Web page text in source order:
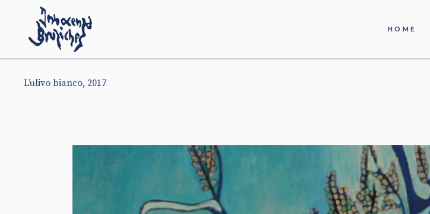
HOME
L’ulivo bianco, 2017